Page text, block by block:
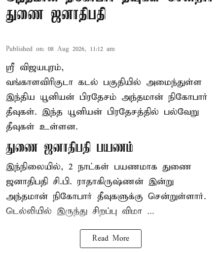
துணை ஜனாதிபதி
Published on: 08 Aug 2026, 11:12 am
ஸ்ரீ விஜயபுரம்,
வங்காளவிரிகுடா கடல் பகுதியில் அமைந்துள்ள
இந்திய யூனியன் பிரதேசம் அந்தமான் நிகோபார்
தீவுகள். இந்த யூனியன் பிரதேசத்தில் பல்வேறு
தீவுகள் உள்ளன.
துணை ஜனாதிபதி பயணம்
இந்நிலையில், 2 நாட்கள் பயணமாக துணை
ஜனாதிபதி சி.பி. ராதாகிருஷ்ணன் இன்று
அந்தமான் நிகோபார் தீவுகளுக்கு சென்றுள்ளார்.
டெல்லியில் இருந்து சிறப்பு விமா ...
Read More